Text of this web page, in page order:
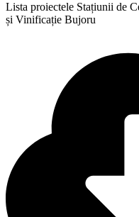
Lista proiectele Stațiunii de
și Vinificație Bujoru